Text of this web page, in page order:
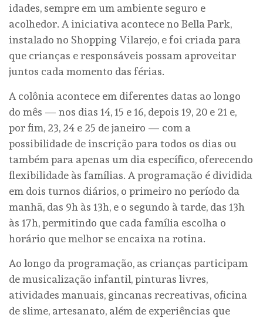
idades, sempre em um ambiente seguro e
acolhedor. A iniciativa acontece no Bella Park,
instalado no Shopping Vilarejo, e foi criada para
que crianças e responsáveis possam aproveitar
juntos cada momento das férias.
A colônia acontece em diferentes datas ao longo
do mês — nos dias 14, 15 e 16, depois 19, 20 e 21 e,
por fim, 23, 24 e 25 de janeiro — com a
possibilidade de inscrição para todos os dias ou
também para apenas um dia específico, oferecendo
flexibilidade às famílias. A programação é dividida
em dois turnos diários, o primeiro no período da
manhã, das 9h às 13h, e o segundo à tarde, das 13h
às 17h, permitindo que cada família escolha o
horário que melhor se encaixa na rotina.
Ao longo da programação, as crianças participam
de musicalização infantil, pinturas livres,
atividades manuais, gincanas recreativas, oficina
de slime, artesanato, além de experiências que